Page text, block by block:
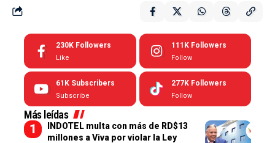
230K Followers
Like
111K Followers
Follow
61K Subscribers
Subscribe
277K Followers
Follow
Más leídas
INDOTEL multa con más de RD$13
millones a Viva por violar la Ley